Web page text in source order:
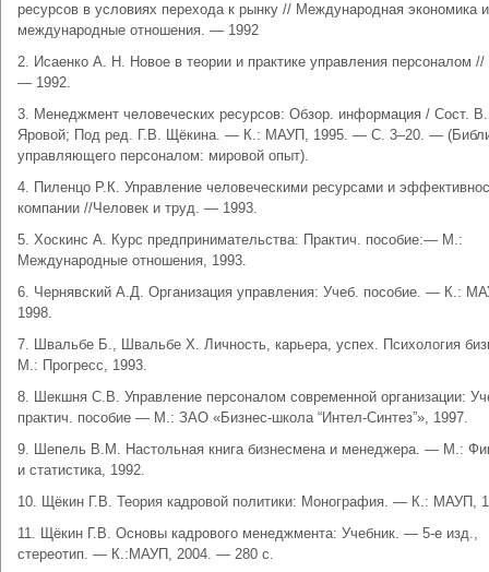
ресурсов в условиях перехода к рынку // Международная экономика и
международные отношения. — 1992
2. Исаенко А. Н. Новое в теории и практике управления персоналом
— 1992.
3. Менеджмент человеческих ресурсов: Обзор. информация / Сост.
Яровой; Под ред. Г.В. Щёкина. — К.: МАУП, 1995. — С. 3–20. —
управляющего персоналом: мировой опыт).
4. Пиленцо Р.К. Управление человеческими ресурсами и
компании //Человек и труд. — 1993.
5. Хоскинс А. Курс предпринимательства: Практич. пособие:— М.:
Международные отношения, 1993.
6. Чернявский А.Д. Организация управления: Учеб. пособие. — К.:
1998.
7. Швальбе Б., Швальбе Х. Личность, карьера, успех. Психология
М.: Прогресс, 1993.
8. Шекшня С.В. Управление персоналом современной организации:
практич. пособие — М.: ЗАО «Бизнес-школа “Интел-Синтез”», 1997.
9. Шепель В.М. Настольная книга бизнесмена и менеджера. — М.:
и статистика, 1992.
10. Щёкин Г.В. Теория кадровой политики: Монография. — К.: МАУП,
11. Щёкин Г.В. Основы кадрового менеджмента: Учебник. — 5-е изд.,
стереотип. — К.:МАУП, 2004. — 280 с.